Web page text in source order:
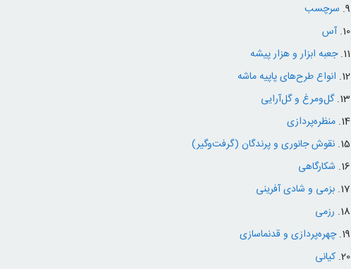
سرچسب
آس
جعبه ابزار و هزار پیشه
انواع طرح‌های پاپیه ماشه
گل‌ومرغ و گل‌آرایی
منظره‌پردازی
نقوش جانوری و پرندگان (گرفت‌وگیر)
شکارگاهی
بزمی و شادی آفرینی
رزمی
چهره‌پردازی و قدنماسازی
کیانی